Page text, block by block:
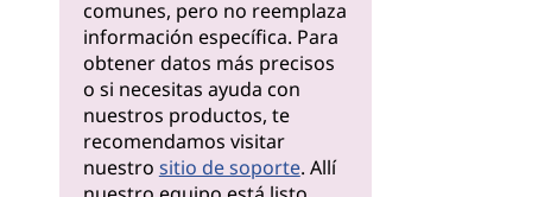
comunes, pero no reemplaza
información específica. Para
obtener datos más precisos
o si necesitas ayuda con
nuestros productos, te
recomendamos visitar
nuestro sitio de soporte. Allí